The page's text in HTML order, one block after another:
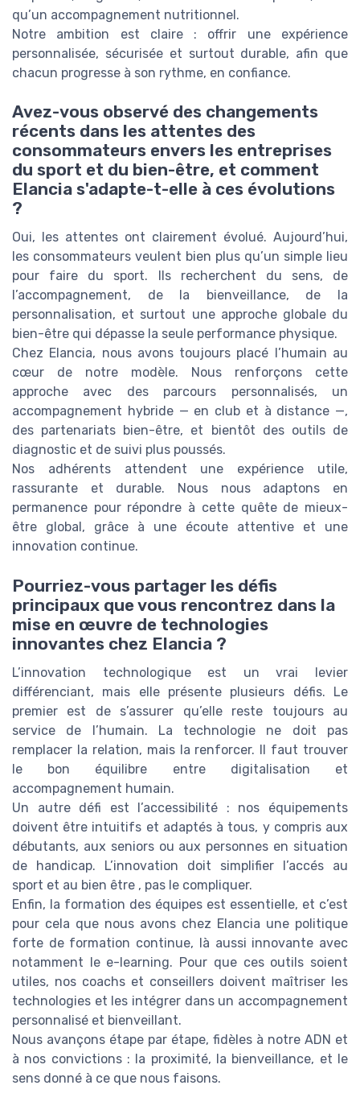
qu’un accompagnement nutritionnel.
Notre ambition est claire : offrir une expérience
personnalisée, sécurisée et surtout durable, afin que
chacun progresse à son rythme, en confiance.
Avez-vous observé des changements
récents dans les attentes des
consommateurs envers les entreprises
du sport et du bien-être, et comment
Elancia s'adapte-t-elle à ces évolutions
?
Oui, les attentes ont clairement évolué. Aujourd’hui,
les consommateurs veulent bien plus qu’un simple lieu
pour faire du sport. Ils recherchent du sens, de
l’accompagnement, de la bienveillance, de la
personnalisation, et surtout une approche globale du
bien-être qui dépasse la seule performance physique.
Chez Elancia, nous avons toujours placé l’humain au
cœur de notre modèle. Nous renforçons cette
approche avec des parcours personnalisés, un
accompagnement hybride — en club et à distance —,
des partenariats bien-être, et bientôt des outils de
diagnostic et de suivi plus poussés.
Nos adhérents attendent une expérience utile,
rassurante et durable. Nous nous adaptons en
permanence pour répondre à cette quête de mieux-
être global, grâce à une écoute attentive et une
innovation continue.
Pourriez-vous partager les défis
principaux que vous rencontrez dans la
mise en œuvre de technologies
innovantes chez Elancia ?
L’innovation technologique est un vrai levier
différenciant, mais elle présente plusieurs défis. Le
premier est de s’assurer qu’elle reste toujours au
service de l’humain. La technologie ne doit pas
remplacer la relation, mais la renforcer. Il faut trouver
le bon équilibre entre digitalisation et
accompagnement humain.
Un autre défi est l’accessibilité : nos équipements
doivent être intuitifs et adaptés à tous, y compris aux
débutants, aux seniors ou aux personnes en situation
de handicap. L’innovation doit simplifier l’accés au
sport et au bien être , pas le compliquer.
Enfin, la formation des équipes est essentielle, et c’est
pour cela que nous avons chez Elancia une politique
forte de formation continue, là aussi innovante avec
notamment le e-learning. Pour que ces outils soient
utiles, nos coachs et conseillers doivent maîtriser les
technologies et les intégrer dans un accompagnement
personnalisé et bienveillant.
Nous avançons étape par étape, fidèles à notre ADN et
à nos convictions : la proximité, la bienveillance, et le
sens donné à ce que nous faisons.